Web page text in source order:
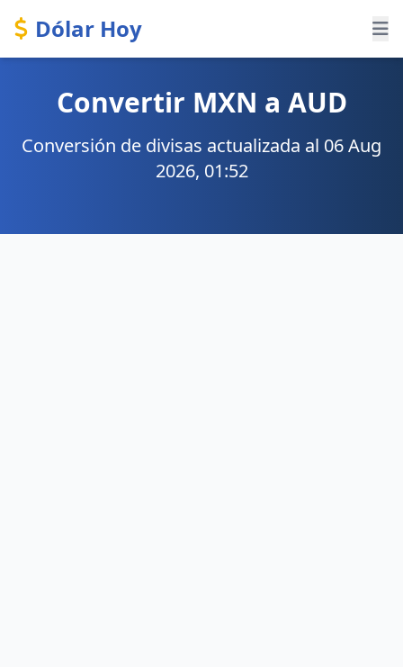
Dólar Hoy
Convertir MXN a AUD
Conversión de divisas actualizada al 06 Aug
2026, 01:52